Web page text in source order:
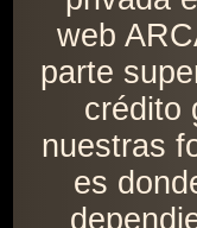
web
parte
crédito
nuestras
es